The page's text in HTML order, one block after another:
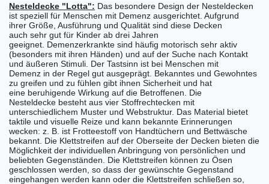
Nesteldecke "Lotta": Das besondere Design der Nesteldecken
ist speziell für Menschen mit Demenz ausgerichtet. Aufgrund
ihrer Größe, Ausführung und Qualität sind diese Decken
auch sehr gut für Kinder ab drei Jahren
geeignet. Demenzerkrankte sind häufig motorisch sehr aktiv
(besonders mit ihren Händen) und auf der Suche nach Kontakt
und äußeren Stimuli. Der Tastsinn ist bei Menschen mit
Demenz in der Regel gut ausgeprägt. Bekanntes und Gewohntes
zu greifen und zu fühlen gibt ihnen Sicherheit und hat
eine beruhigende Wirkung auf die Betroffenen. Die
Nesteldecke besteht aus vier Stoffrechtecken mit
unterschiedlichem Muster und Webstruktur. Das Material bietet
taktile und visuelle Reize und kann bekannte Erinnerungen
wecken: z. B. ist Frotteestoff von Handtüchern und Bettwäsche
bekannt. Die Klettstreifen auf der Oberseite der Decken bieten die
Möglichkeit der individuellen Anbringung von persönlichen und
beliebten Gegenständen. Die Klettstreifen können zu Ösen
geschlossen werden, so dass der gewünschte Gegenstand
eingehangen werden kann oder die Klettstreifen schließen so,